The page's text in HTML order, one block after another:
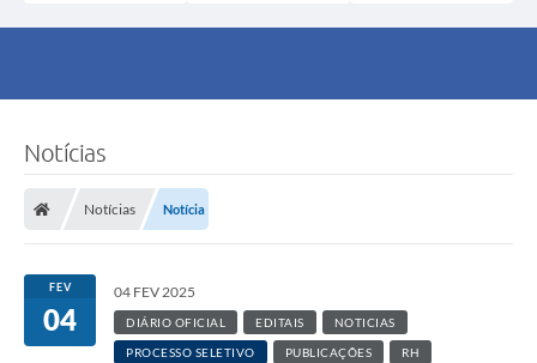
Notícias
Notícias Notícia
FEV
04
04 FEV 2025
DIÁRIO OFICIAL EDITAIS NOTICIAS
PROCESSO SELETIVO PUBLICAÇÕES RH